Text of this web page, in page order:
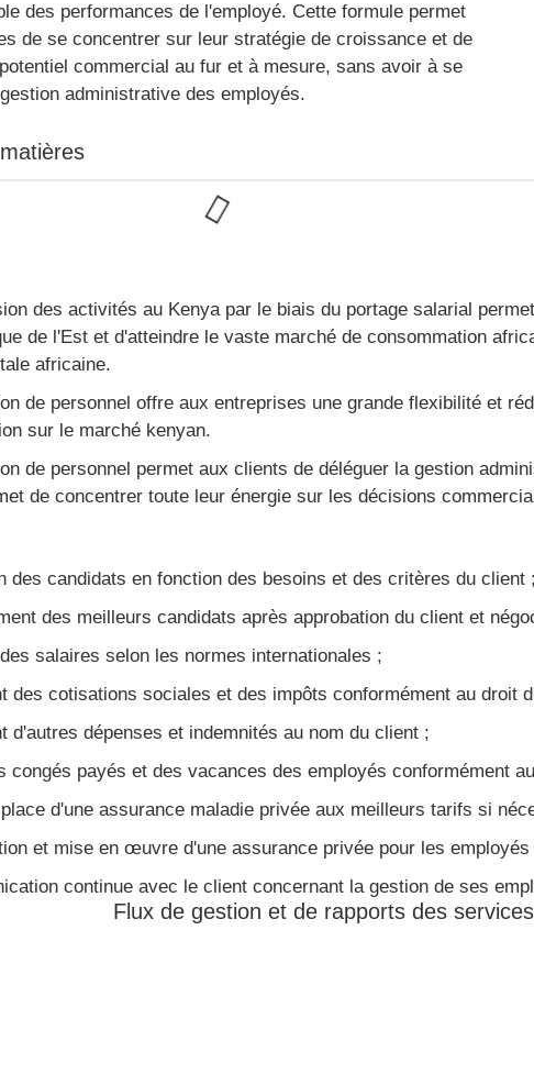
des performances de l'employé. Cette formule permet
de se concentrer sur leur stratégie de croissance et de
commercial au fur et à mesure, sans avoir à se
administrative des employés.
des activités au Kenya par le biais du portage salarial
de l'Est et d'atteindre le vaste marché de consommation
africaine.
de personnel offre aux entreprises une grande flexibilité et
sur le marché kenyan.
de personnel permet aux clients de déléguer la gestion
de concentrer toute leur énergie sur les décisions
des candidats en fonction des besoins et des critères du client ;
des meilleurs candidats après approbation du client et
salaires selon les normes internationales ;
des cotisations sociales et des impôts conformément au droit
d'autres dépenses et indemnités au nom du client ;
congés payés et des vacances des employés conformément
d'une assurance maladie privée aux meilleurs tarifs si
et mise en œuvre d'une assurance privée pour les
continue avec le client concernant la gestion de ses
Flux de gestion et de rapports des